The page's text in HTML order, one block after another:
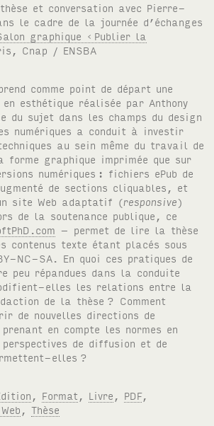
et conversation avec Pierre-
le cadre de la journée d’échanges
graphique ‹ Publier la
Cnap / ENSBA
comme point de départ une
esthétique réalisée par Anthony
du sujet dans les champs du design
numériques a conduit à investir
au sein même du travail de
graphique imprimée que sur
numériques : fichiers ePub de
de sections cliquables, et
site Web adaptatif (responsive)
de la soutenance publique, ce
– permet de lire la thèse
texte étant placés sous
NC-SA. En quoi ces pratiques de
peu répandues dans la conduite
elles les relations entre la
de la thèse ? Comment
de nouvelles directions de
en compte les normes en
de diffusion et de
elles ?
, Format , Livre , PDF,
,Thèse